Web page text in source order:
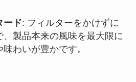
ード: フィルターをかけずに
製品本来の風味を最大限に
わいが豊かです。